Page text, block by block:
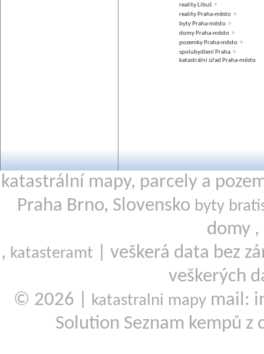
reality Libuš »
reality Praha-město »
byty Praha-město »
domy Praha-město »
pozemky Praha-město »
spolubydlení Praha »
katastrální úřad Praha-město
katastrální mapy, parcely a
Praha Brno, Slovensko byty
domy ,
, katasteramt
| veškerá data bez
veškerých
© 2026 |
katastralni mapy mail:
Solution Seznam kempů z